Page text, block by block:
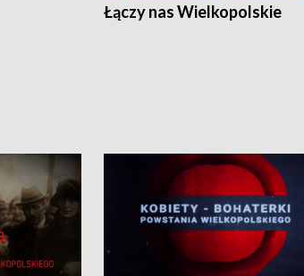
Łączy nas Wielkopolskie